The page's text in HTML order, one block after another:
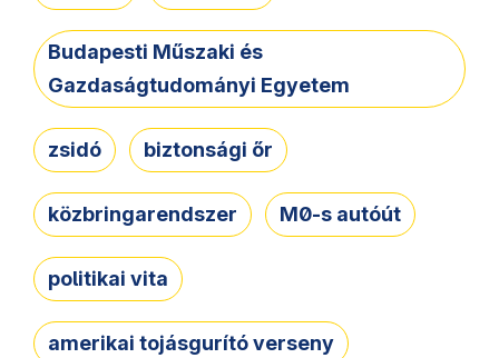
Budapesti Műszaki és
Gazdaságtudományi Egyetem
zsidó biztonsági őr
közbringarendszer M0-s autóút
politikai vita
amerikai tojásgurító verseny